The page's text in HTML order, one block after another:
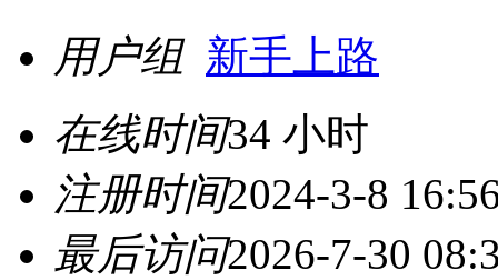
用户组 新手上路
在线时间34 小时
注册时间2024-3-8
最后访问2026-7-30